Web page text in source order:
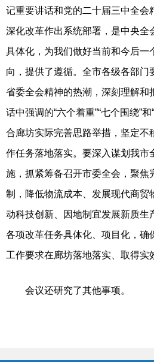
记重要讲话和党的二十届三中全会
深化改革作出系统部署，是中央全
具体化，为我们做好当前和今后一
向，提供了遵循。全市各级各部门
省委全会精神的热潮，深刻理解和
话中强调的“六个着重”“七个围绕”
合廊坊实际完善思路举措，坚定不
作任务落地落实。要深入谋划我市
施，抓紧筹备召开市委全会，聚焦
制，降低物流成本、发展现代商贸
动科技创新、因地制宜发展新质生
各项改革任务具体化、项目化，确
工作要求在廊坊落地落实、取得实
会议还研究了其他事项。